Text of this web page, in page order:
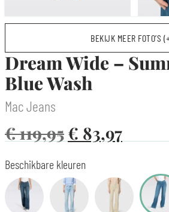
BEKIJK MEER FOTO’S
Dream Wide –
Blue Wash
Mac Jeans
€119,95€ 83,97
Beschikbare kleuren